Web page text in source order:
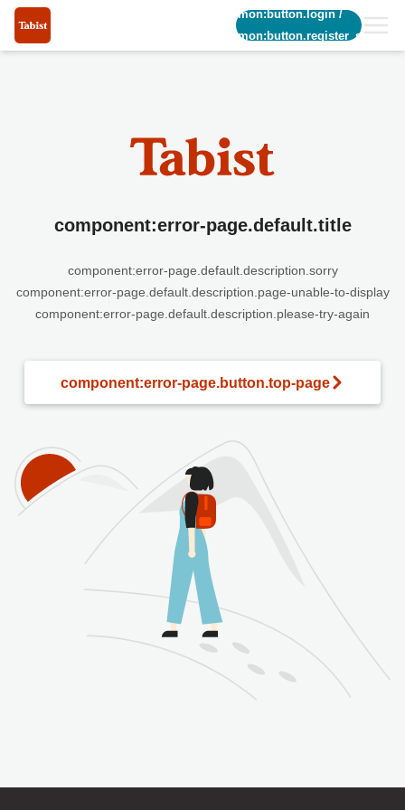
common:button.login/
common:button.register_short
component:error-page.default.title
component:error-page.default.description.sorry
component:error-page.default.description.page-unable-to-display
component:error-page.default.description.please-try-again
component:error-page.button.top-page